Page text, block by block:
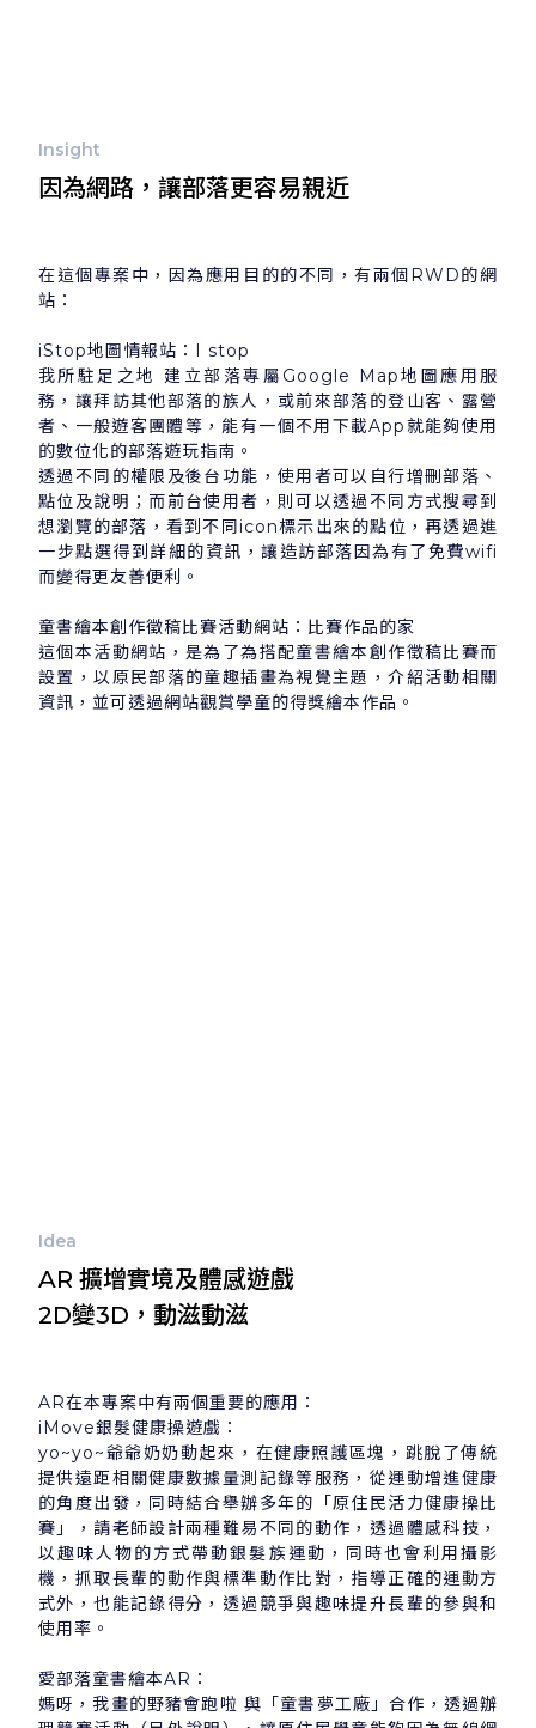
Insight
因為網路，讓部落更容易親近
在這個專案中，因為應用目的的不同，有兩個RWD的網
站：
iStop地圖情報站：I stop
我所駐足之地 建立部落專屬Google Map地圖應用服
務，讓拜訪其他部落的族人，或前來部落的登山客、露營
者、一般遊客團體等，能有一個不用下載App就能夠使用
的數位化的部落遊玩指南。
透過不同的權限及後台功能，使用者可以自行增刪部落、
點位及說明；而前台使用者，則可以透過不同方式搜尋到
想瀏覽的部落，看到不同icon標示出來的點位，再透過進
一步點選得到詳細的資訊，讓造訪部落因為有了免費wifi
而變得更友善便利。
童書繪本創作徵稿比賽活動網站：比賽作品的家
這個本活動網站，是為了為搭配童書繪本創作徵稿比賽而
設置，以原民部落的童趣插畫為視覺主題，介紹活動相關
資訊，並可透過網站觀賞學童的得獎繪本作品。
Idea
AR 擴增實境及體感遊戲
2D變3D，動滋動滋
AR在本專案中有兩個重要的應用：
iMove銀髮健康操遊戲：
yo~yo~爺爺奶奶動起來，在健康照護區塊，跳脫了傳統
提供遠距相關健康數據量測記錄等服務，從運動增進健康
的角度出發，同時結合舉辦多年的「原住民活力健康操比
賽」，請老師設計兩種難易不同的動作，透過體感科技，
以趣味人物的方式帶動銀髮族運動，同時也會利用攝影
機，抓取長輩的動作與標準動作比對，指導正確的運動方
式外，也能記錄得分，透過競爭與趣味提升長輩的參與和
使用率。
愛部落童書繪本AR：
媽呀，我畫的野豬會跑啦 與「童書夢工廠」合作，透過辦